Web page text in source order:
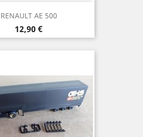
RENAULT AE 500
Prix
12,90 €